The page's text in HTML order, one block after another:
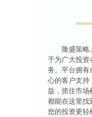
隆盛策略
于为广大投资
务。平台拥
心的客户支持
益，抓住市场
都能在这里找
您的投资更轻